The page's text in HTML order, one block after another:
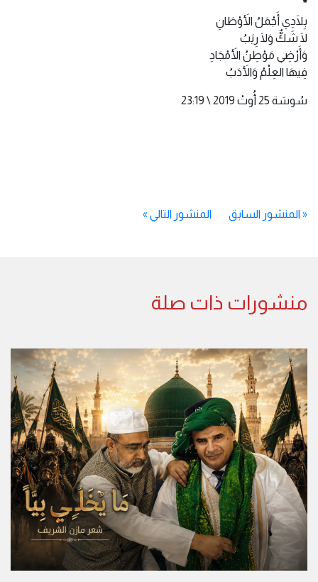
*
بِلَادِي أَجْمَلُ الأَوْطَانِ
لَا شَكٌّ وَلَا رِيَبُ
وَأَرْضِي مَوْطِنُ الأَمْجَادِ
فِيهَا العِلْمُ وَالأَدَبُ
سُوسَة 25 أُوتْ 2019 \ 23:19
«المنشور السابق المنشور التالي »
منشورات ذات صلة